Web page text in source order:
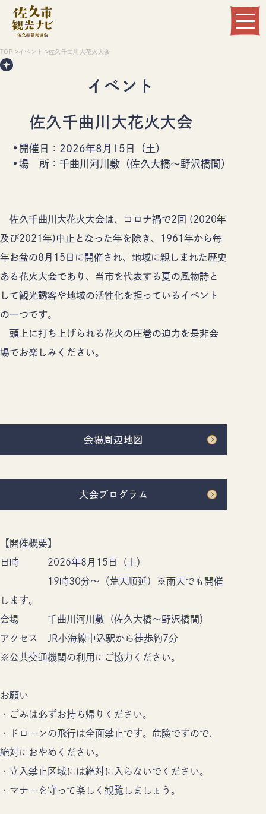
Language
温まる 買う
佐久市について イベント
モデルコース 特集記事
アクセス
お知らせ ギャラリー
お問い合わせ
TOP イベント 佐久千曲川大花火大会
イベント
佐久千曲川大花火大会
開催日： 2026年8月15日（土）
場 所：千曲川河川敷（佐久大橋～野沢橋間）
佐久千曲川大花火大会は、コロナ禍で2回 (2020年
及び2021年)中止となった年を除き、1961年から毎
年お盆の8月15日に開催され、地域に親しまれた歴史
ある花火大会であり、当市を代表する夏の風物詩と
して観光誘客や地域の活性化を担っているイベント
の一つです。
頭上に打ち上げられる花火の圧巻の迫力を是非会
場でお楽しみください。
会場周辺地図
大会プログラム
【開催概要】
日時 2026年8月15日（土）
19時30分～（荒天順延）※雨天でも開催
します。
会場 千曲川河川敷（佐久大橋～野沢橋間）
アクセス JR小海線中込駅から徒歩約7分
※公共交通機関の利用にご協力ください。
お願い
・ごみは必ずお持ち帰りください。
・ドローンの飛行は全面禁止です。危険ですので、
絶対におやめください。
・立入禁止区域には絶対に入らないでください。
・マナーを守って楽しく観覧しましょう。